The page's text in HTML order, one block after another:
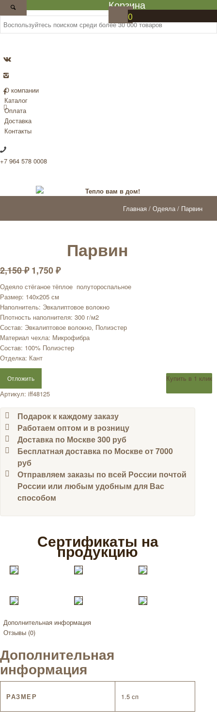
Каталог
О компании
Каталог
Оплата
Доставка
Контакты
+7 964 578 0008
Корзина
0
Главная / Одеяла/ Парвин
Парвин
2,150₽ 1,750₽
Одеяло стёганое тёплое полутороспальное
Размер: 140х205 см
Наполнитель: Эвкалиптовое волокно
Плотность наполнителя: 300 г/м2
Состав: Эвкалиптовое волокно, Полиэстер
Материал чехла: Микрофибра
Состав: 100% Полиэстер
Отделка: Кант
Купить в 1 клик
Отложить
Артикул: iff48125
Подарок к каждому заказу
Работаем оптом и в розницу
Доставка по Москве 300 руб
Бесплатная доставка по Москве от 7000
руб
Отправляем заказы по всей России почтой
России или любым удобным для Вас
способом
Сертификаты на
продукцию
Дополнительная информация
Отзывы (0)
Дополнительная
информация
РАЗМЕР 1.5 сп